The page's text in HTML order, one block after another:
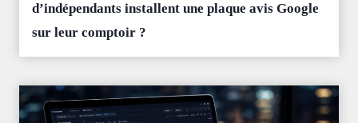
d’indépendants installent une plaque avis Google
sur leur comptoir ?